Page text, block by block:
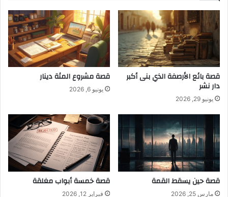
قصة بائع الأرصفة الذي بنى أكبر
دار نشر
يونيو 29, 2026
قصة مشروع المئة دينار
يونيو 6, 2026
قصة حين يسقط القمة
مارس 25, 2026
قصة خمسة أبواب مغلقة
فبراير 12, 2026